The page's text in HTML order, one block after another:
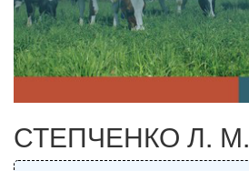
СТЕПЧЕНКО Л. М.